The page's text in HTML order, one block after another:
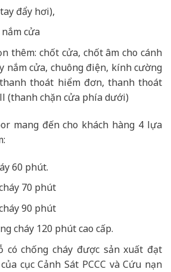
đẩy hơi),
cửa
thêm: chốt cửa, chốt âm cho cánh
nắm cửa, chuông điện, kính cường
thoát hiểm đơn, thanh thoát
(thanh chặn cửa phía dưới)
mang đến cho khách hàng 4 lựa
60 phút.
70 phút
90 phút
cháy 120 phút cao cấp.
có chống cháy được sản xuất đạt
cục Cảnh Sát PCCC và Cứu nạn